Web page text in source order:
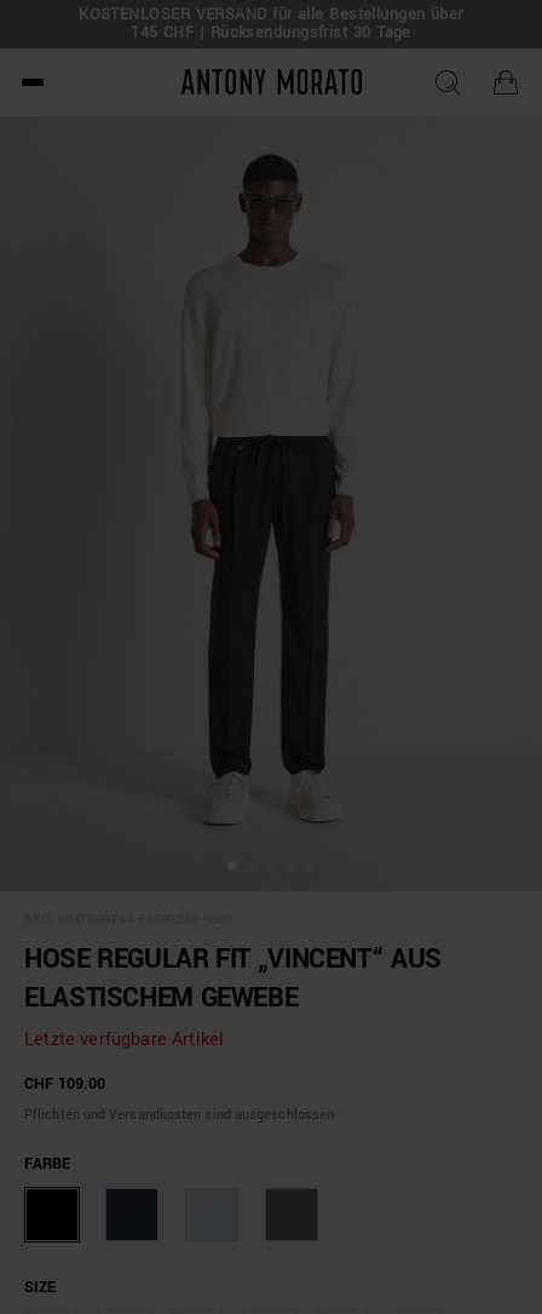
KOSTENLOSER VERSAND für alle Bestellungen über
145 CHF | Rücksendungsfrist 30 Tage
Antony Morato - Official
HOSE REGULAR FIT „VINCENT“ AUS
ELASTISCHEM GEWEBE
Letzte verfügbare Artikel
CHF 109.00
Pflichten und Versandkosten sind ausgeschlossen
FARBE
SIZE